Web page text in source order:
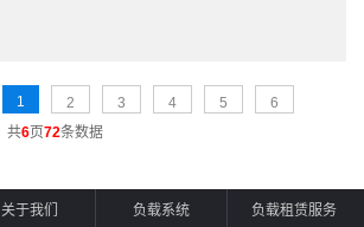
1 2 3 4 5
6
共6页72条数据
关于我们 负载系统 负载租赁服务